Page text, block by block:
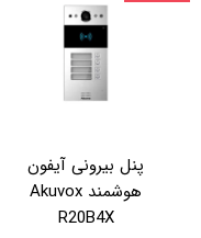
پنل بیرونی آیفون
هوشمند Akuvox
R20B4X